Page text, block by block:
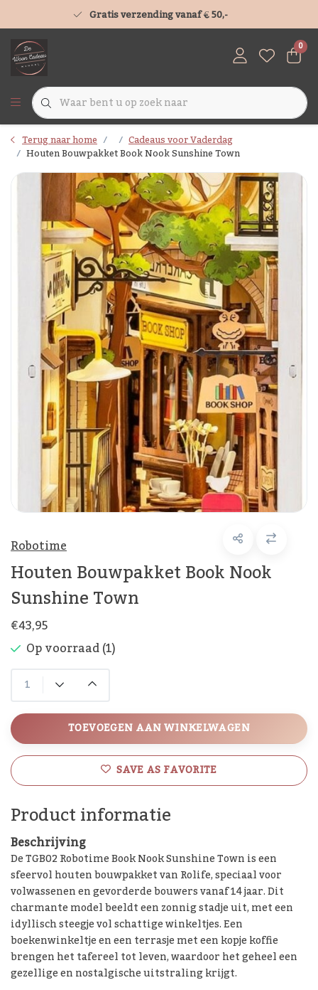
Gratis verzending vanaf € 50,-
0
Terug naar home Cadeaus voor Vaderdag
Houten Bouwpakket Book Nook Sunshine Town
Robotime
Houten Bouwpakket Book Nook
Sunshine Town
€43,95
Op voorraad (1)
TOEVOEGEN AAN WINKELWAGEN
SAVE AS FAVORITE
Product informatie
Beschrijving
De TGB02 Robotime Book Nook Sunshine Town is een
sfeervol houten bouwpakket van Rolife, speciaal voor
volwassenen en gevorderde bouwers vanaf 14 jaar. Dit
charmante model beeldt een zonnig stadje uit, met een
idyllisch steegje vol schattige winkeltjes. Een
boekenwinkeltje en een terrasje met een kopje koffie
brengen het tafereel tot leven, waardoor het geheel een
gezellige en nostalgische uitstraling krijgt.